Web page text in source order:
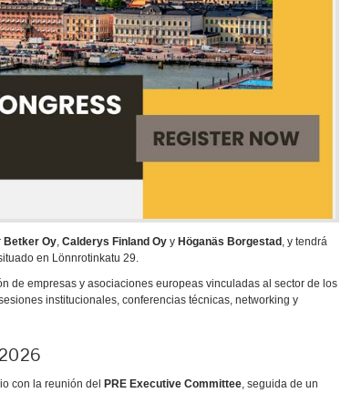
Betker Oy Calderys Finland Oy y Höganäs Borgestad , y tendrá
en Lönnrotinkatu 29.
de empresas y asociaciones europeas vinculadas al sector de los
institucionales, conferencias técnicas, networking y
con la reunión del PRE Executive Committee , seguida de un